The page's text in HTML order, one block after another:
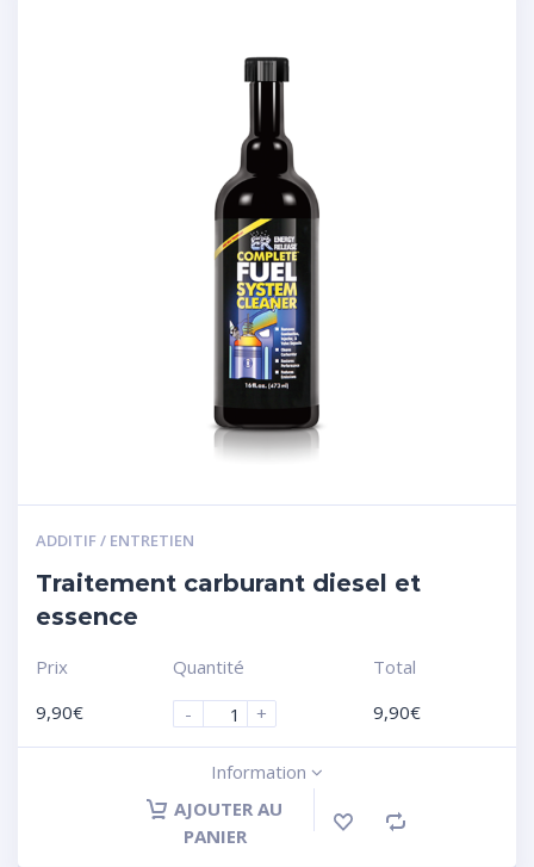
ADDITIF / ENTRETIEN
Traitement carburant diesel et
essence
Prix
9,90€
Quantité
-
+
Total
9,90€
Information
AJOUTER AU
PANIER